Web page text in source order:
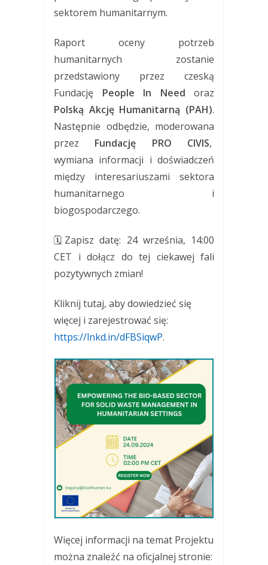
sektorem humanitarnym.
Raport oceny potrzeb
humanitarnych zostanie
przedstawiony przez czeską
Fundację People In Need oraz
Polską Akcję Humanitarną (PAH).
Następnie odbędzie, moderowana
przez Fundację PRO CIVIS,
wymiana informacji i doświadczeń
między interesariuszami sektora
humanitarnego i
biogospodarczego.
🗓Zapisz datę: 24 września, 14:00
CET i dołącz do tej ciekawej fali
pozytywnych zmian!
Kliknij tutaj, aby dowiedzieć się
więcej i zarejestrować się:
https://lnkd.in/dFBSiqwP.
Więcej informacji na temat Projektu
można znaleźć na oficjalnej stronie: